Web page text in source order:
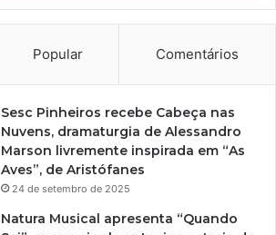
Popular Comentários
Sesc Pinheiros recebe Cabeça nas
Nuvens, dramaturgia de Alessandro
Marson livremente inspirada em “As
Aves”, de Aristófanes
24 de setembro de 2025
Natura Musical apresenta “Quando